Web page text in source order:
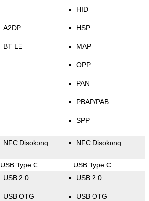
A2DP
BT LE
HID
HSP
MAP
OPP
PAN
PBAP/PAB
SPP
NFC Disokong NFC Disokong
USB Type C USB Type C
USB 2.0
USB OTG
USB 2.0
USB OTG